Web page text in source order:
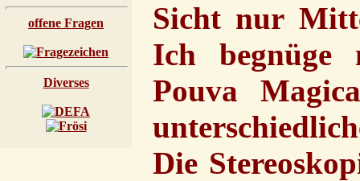
offene Fragen
Diverses
Sicht nur
Ich
Pouva
Die